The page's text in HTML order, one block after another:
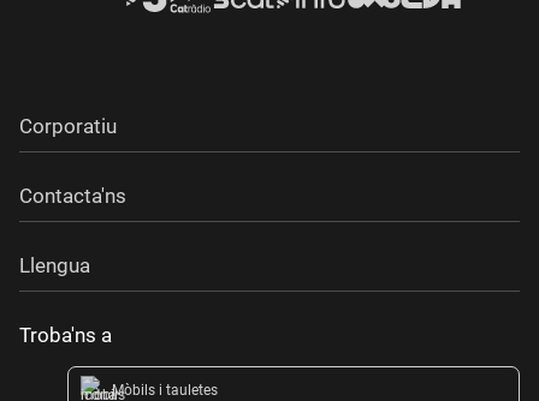
Corporatiu
Contacta'ns
Llengua
Troba'ns a
Mòbils i tauletes